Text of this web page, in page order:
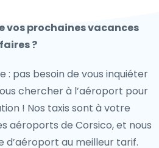
vos prochaines vacances
?
: pas besoin de vous inquiéter
chercher à l’aéroport pour
! Nos taxis sont à votre
aéroports de Corsico, et nous
au meilleur tarif.